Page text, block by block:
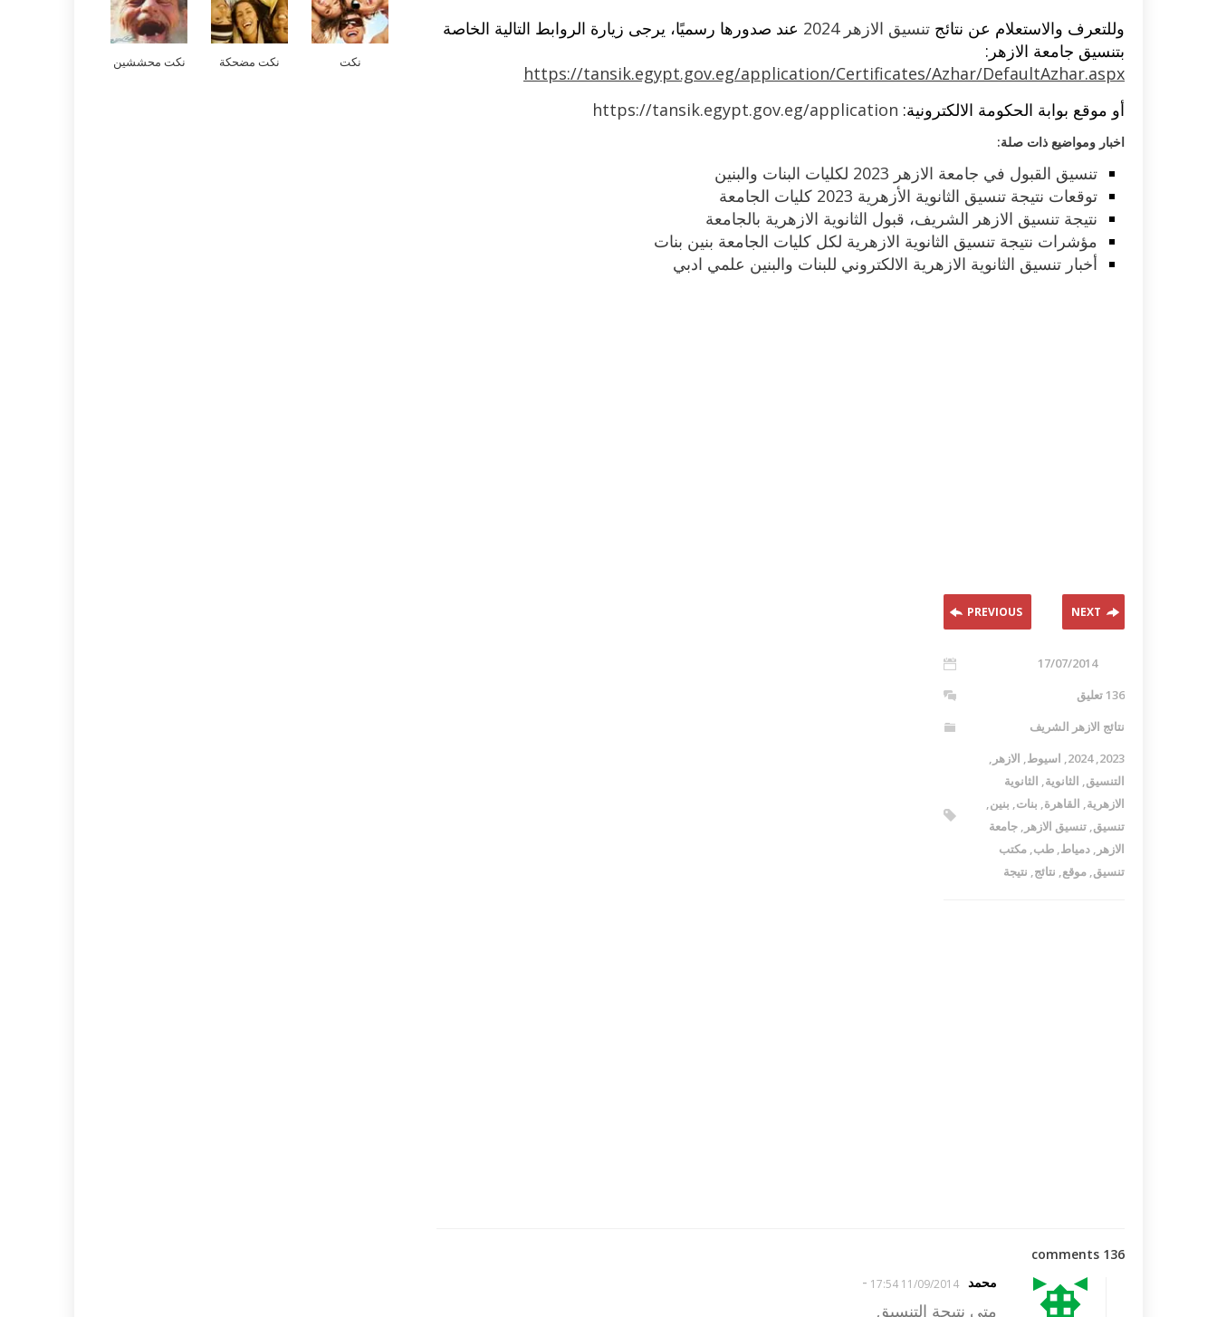
وللتعرف والاستعلام عن نتائج تنسيق الازهر 2024
عند صدورها رسميًا، يرجى زيارة الروابط التالية الخاصة
بتنسيق جامعة الازهر:
https://tansik.egypt.gov.eg/application/Certificates/Azhar/DefaultAzhar.aspx
أو موقع بوابة الحكومة الالكترونية: https://tansik.egypt.gov.eg/application
اخبار ومواضيع ذات صلة:
تنسيق القبول في جامعة الازهر 2023 لكليات البنات والبنين
توقعات نتيجة تنسيق الثانوية الأزهرية 2023 كليات الجامعة
نتيجة تنسيق الازهر الشريف، قبول الثانوية الازهرية بالجامعة
مؤشرات نتيجة تنسيق الثانوية الازهرية لكل كليات الجامعة بنين بنات
أخبار تنسيق الثانوية الازهرية الالكتروني للبنات والبنين علمي ادبي
PREVIOUS NEXT
17/07/2014
136 تعليق
نتائج الازهر الشريف
2023
,
2024
, اسيوط, الازهر ,
التنسيق, الثانوية, الثانوية
الازهرية, القاهرة, بنات, بنين,
تنسيق, تنسيق الازهر , جامعة
الازهر , دمياط, طب, مكتب
تنسيق, موقع, نتائج, نتيجة
136 comments
محمد 11/09/2014 17:54
-
متى نتيجة التنسيق
نكت نكت مضحكة نكت محششين